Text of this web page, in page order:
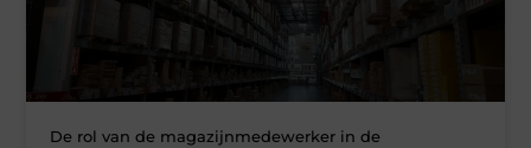
De rol van de magazijnmedewerker in de